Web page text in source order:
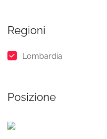
Regioni
Lombardia
Posizione